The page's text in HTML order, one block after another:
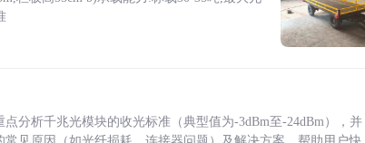
分析千兆光模块的收光标准（典型值为-3dBm至-24dBm），并